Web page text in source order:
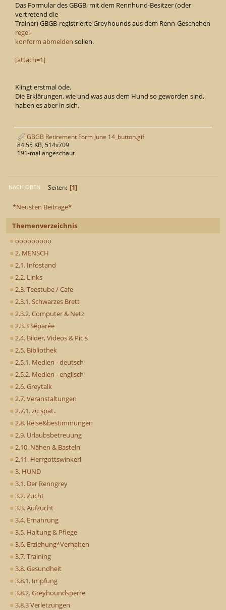
*Neusten Beiträge*
Themenverzeichnis
ooooooooo
2. MENSCH
2.1. Infostand
2.2. Links
2.3. Teestube / Cafe
2.3.1. Schwarzes Brett
2.3.2. Computer & Netz
2.3.3 Séparée
2.4. Bilder, Videos & Pic's
2.5. Bibliothek
2.5.1. Medien - deutsch
2.5.2. Medien - englisch
2.6. Greytalk
2.7. Veranstaltungen
2.7.1. zu spät..
2.8. Reise&bestimmungen
2.9. Urlaubsbetreuung
2.10. Nähen & Basteln
2.11. Herrgottswinkerl
3. HUND
3.1. Der Renngrey
3.2. Zucht
3.3. Aufzucht
3.4. Ernährung
3.5. Haltung & Pflege
3.6. Erziehung*Verhalten
3.7. Training
3.8. Gesundheit
3.8.1. Impfung
3.8.2. Greyhoundsperre
3.8.3 Verletzungen
Das Formular des GBGB, mit dem Rennhund-Besitzer (oder
vertretend die
Trainer) GBGB-registrierte Greyhounds aus dem Renn-Geschehen
regel-
konform abmelden sollen.
[attach=1]
Klingt erstmal öde.
Die Erklärungen, wie und was aus dem Hund so geworden sind,
haben es aber in sich.
GBGB Retirement Form June 14_button.gif
84.55 KB, 514x709
191-mal angeschaut
NACH OBEN Seiten 1